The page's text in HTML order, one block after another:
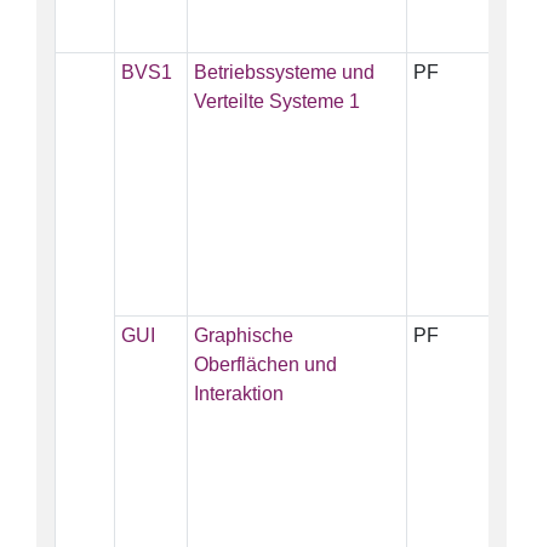
BVS1
Betriebssysteme und
Verteilte Systeme 1
PF
GUI
Graphische
Oberflächen und
Interaktion
PF